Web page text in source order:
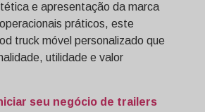
e apresentação da marca
práticos, este
truck móvel personalizado que
utilidade e valor
seu negócio de trailers